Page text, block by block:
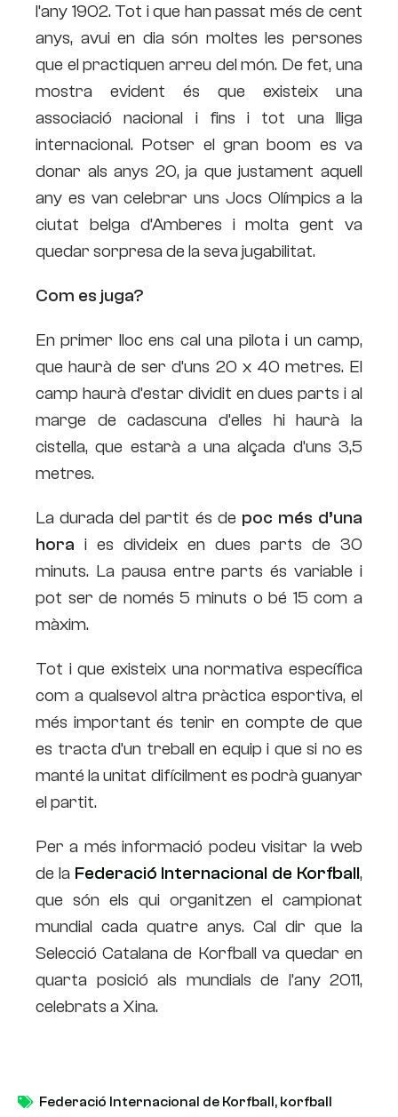
l’any 1902. Tot i que han passat més de cent
anys, avui en dia són moltes les persones
que el practiquen arreu del món. De fet, una
mostra evident és que existeix una
associació nacional i fins i tot una lliga
internacional. Potser el gran boom es va
donar als anys 20, ja que justament aquell
any es van celebrar uns Jocs Olímpics a la
ciutat belga d’Amberes i molta gent va
quedar sorpresa de la seva jugabilitat.
Com es juga?
En primer lloc ens cal una pilota i un camp,
que haurà de ser d’uns 20 x 40 metres. El
camp haurà d’estar dividit en dues parts i al
marge de cadascuna d’elles hi haurà la
cistella, que estarà a una alçada d’uns 3,5
metres.
La durada del partit és de poc més d’una
hora i es divideix en dues parts de 30
minuts. La pausa entre parts és variable i
pot ser de només 5 minuts o bé 15 com a
màxim.
Tot i que existeix una normativa específica
com a qualsevol altra pràctica esportiva, el
més important és tenir en compte de que
es tracta d’un treball en equip i que si no es
manté la unitat difícilment es podrà guanyar
el partit.
Per a més informació podeu visitar la web
de la Federació Internacional de Korfball,
que són els qui organitzen el campionat
mundial cada quatre anys. Cal dir que la
Selecció Catalana de Korfball va quedar en
quarta posició als mundials de l’any 2011,
celebrats a Xina.
Federació Internacional de Korfball, korfball